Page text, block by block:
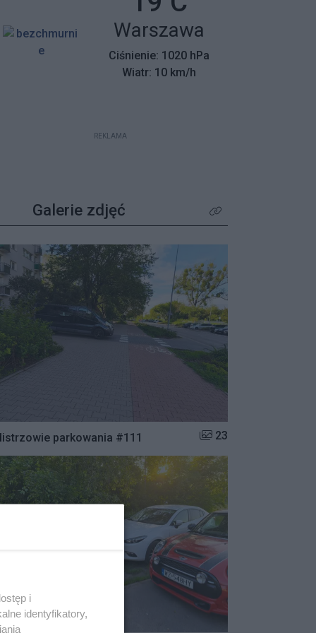
mieszkańców z wyjątkowym
apelem – poszukiwane są osoby,
które pamiętają tamte dni,
wspierały protestujących lub były
Miasto:
Warszawa
Ciśnienie: 1020 hPa
Wiatr: 10 km/h
REKLAMA
Galerie zdjęć Kliknij aby zobaczyć
parkowania #111 Liczba zdjęć w galerii:
23
i
identyfikatory,